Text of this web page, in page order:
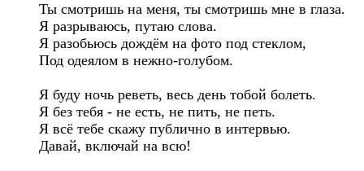
Ты смотришь на меня, ты смотришь мне в глаза.
Я разрываюсь, путаю слова.
Я разобьюсь дождём на фото под стеклом,
Под одеялом в нежно-голубом.
Я буду ночь реветь, весь день тобой болеть.
Я без тебя - не есть, не пить, не петь.
Я всё тебе скажу публично в интервью.
Давай, включай на всю!